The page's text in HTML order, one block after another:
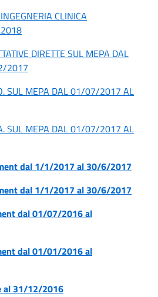
CLINICA
DIRETTE SUL MEPA DAL
2017
SUL MEPA DAL 01/07/2017 AL
SUL MEPA DAL 01/07/2017 AL
dal 1/1/2017 al 30/6/2017
dal 1/1/2017 al 30/6/2017
dal 01/07/2016 al
dal 01/01/2016 al
al 31/12/2016